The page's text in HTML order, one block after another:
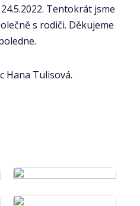
Tentokrát jsme
s rodiči. Děkujeme
Hana Tulisová.